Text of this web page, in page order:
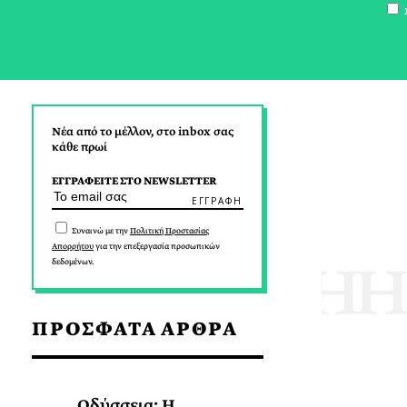
Νέα από το μέλλον, στο inbox σας
κάθε πρωί
ΕΓΓΡΑΦΕΙΤΕ ΣΤΟ NEWSLETTER
Συναινώ με τηνΠολιτική Προστασίας
Απορρήτουγια την επεξεργασία προσωπικών
δεδομένων.
ΠΡΟΣΦΑΤΑ ΑΡΘΡΑ